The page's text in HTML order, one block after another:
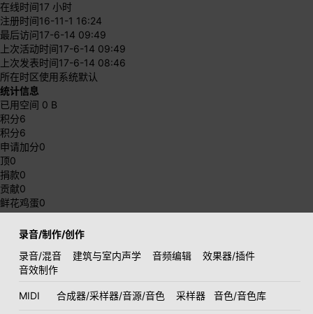
在线时间17 小时
注册时间16-11-1 16:24
最后访问17-6-14 09:49
上次活动时间17-6-14 09:49
上次发表时间17-6-14 08:46
所在时区使用系统默认
统计信息
已用空间 0 B
积分6
积分6
申请加分0
顶0
捐款0
贡献0
鲜花鸡蛋0
录音/制作/创作
录音/混音
建筑与室内声学 音频编辑
效果器/插件
音效制作
MIDI 合成器/采样器/音源/音色 采样器 音色/音色库